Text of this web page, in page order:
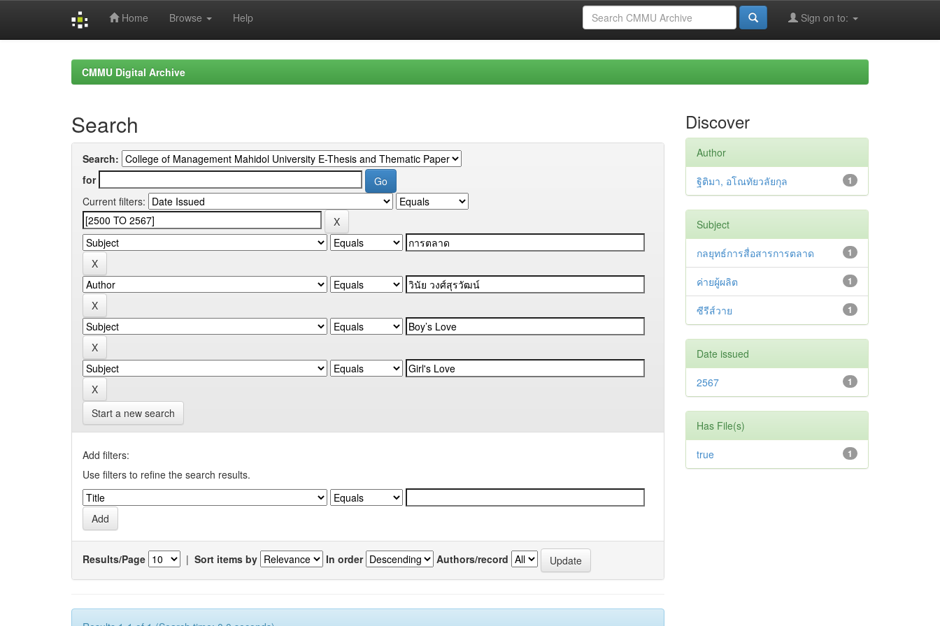
Home Browse Help Sign on to:
CMMU Digital Archive
Search
Search:
for
Current filters:
Start a new search
Add filters:
Use filters to refine the search results.
Results/Page | Sort items by In order Authors/record
Discover
Author
1
ฐิติมา, อโณทัยวลัยกุล
Subject
1
กลยุทธ์การสื่อสารการตลาด
1
ค่ายผู้ผลิต
1
ซีรีส์วาย
Date issued
1
2567
Has File(s)
1
true